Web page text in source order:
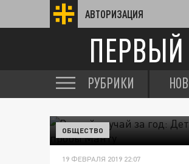
АВТОРИЗАЦИЯ
РУБРИКИ
ОБЩЕСТВО
19 ФЕВРАЛЯ 2019 22:07